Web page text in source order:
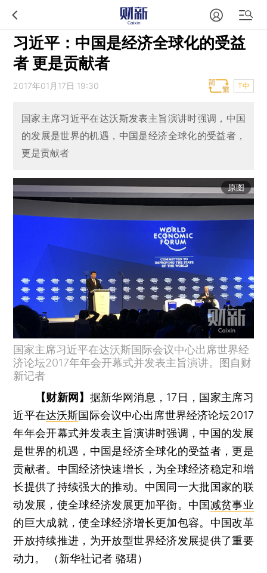
习近平：中国是经济全球化的受益
者 更是贡献者
2017年01月17日 19:30 T中
国家主席习近平在达沃斯发表主旨演讲时强调，中国
的发展是世界的机遇，中国是经济全球化的受益者，
更是贡献者
原图
国家主席习近平在达沃斯国际会议中心出席世界经
济论坛2017年年会开幕式并发表主旨演讲。图自财
新记者
【财新网】 据新华网消息，17日，国家主席习
近平在达沃斯国际会议中心出席世界经济论坛2017
年年会开幕式并发表主旨演讲时强调，中国的发展
是世界的机遇，中国是经济全球化的受益者，更是
贡献者。中国经济快速增长，为全球经济稳定和增
长提供了持续强大的推动。中国同一大批国家的联
动发展，使全球经济发展更加平衡。中国减贫事业
的巨大成就，使全球经济增长更加包容。中国改革
开放持续推进，为开放型世界经济发展提供了重要
动力。 （新华社记者 骆珺）